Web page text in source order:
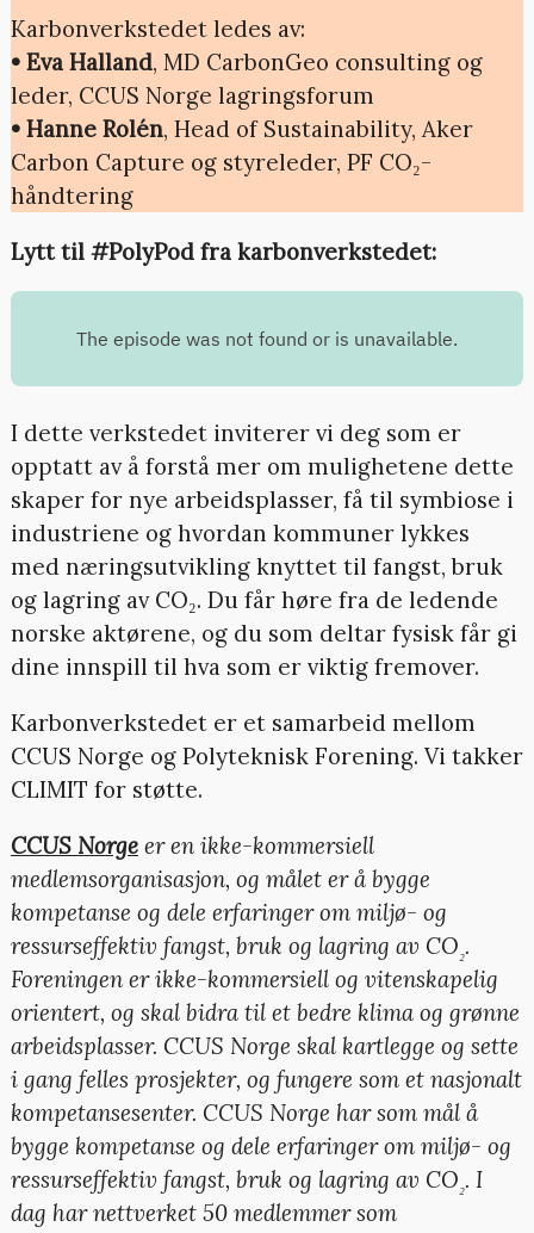
Karbonverkstedet ledes av:
• Eva Halland, MD CarbonGeo consulting og
leder, CCUS Norge lagringsforum
• Hanne Rolén, Head of Sustainability, Aker
Carbon Capture og styreleder, PF CO₂-
håndtering
Lytt til #PolyPod fra karbonverkstedet:
I dette verkstedet inviterer vi deg som er
opptatt av å forstå mer om mulighetene dette
skaper for nye arbeidsplasser, få til symbiose i
industriene og hvordan kommuner lykkes
med næringsutvikling knyttet til fangst, bruk
og lagring av CO₂. Du får høre fra de ledende
norske aktørene, og du som deltar fysisk får gi
dine innspill til hva som er viktig fremover.
Karbonverkstedet er et samarbeid mellom
CCUS Norge og Polyteknisk Forening. Vi takker
CLIMIT for støtte.
CCUS Norgeer en ikke-kommersiell
medlemsorganisasjon, og målet er å bygge
kompetanse og dele erfaringer om miljø- og
ressurseffektiv fangst, bruk og lagring av CO₂.
Foreningen er ikke-kommersiell og vitenskapelig
orientert, og skal bidra til et bedre klima og grønne
arbeidsplasser. CCUS Norge skal kartlegge og sette
i gang felles prosjekter, og fungere som et nasjonalt
kompetansesenter. CCUS Norge har som mål å
bygge kompetanse og dele erfaringer om miljø- og
ressurseffektiv fangst, bruk og lagring av CO₂. I
dag har nettverket 50 medlemmer som